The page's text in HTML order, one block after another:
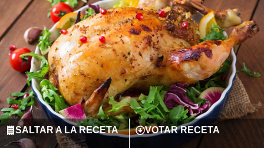
SALTAR A LA RECETA VOTAR RECETA